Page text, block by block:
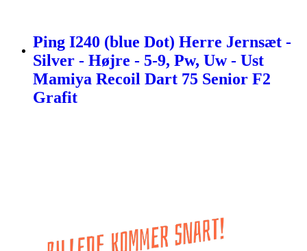
Ping I240 (blue Dot) Herre Jernsæt -
Silver - Højre - 5-9, Pw, Uw - Ust
Mamiya Recoil Dart 75 Senior F2
Grafit